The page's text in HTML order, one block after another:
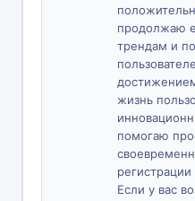
продолжаю
трендам и
жизнь
помогаю
Если у вас